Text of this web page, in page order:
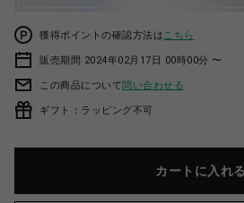
獲得ポイントの確認方法は こちら
販売期間 2024年02月17日 00時00分 〜
この商品について問い合わせる
ギフト：ラッピング不可
カートに入れる